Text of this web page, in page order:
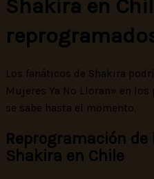
Shakira en
Los fanáticos de Shakira
Mujeres Ya No Lloran» en
se sabe hasta el momento.
Reprogramación de
Shakira en Chile